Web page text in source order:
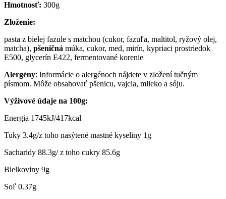
Hmotnosť: 300g
Zloženie:
pasta z bielej fazule s matchou (cukor, fazuľa, maltitol, ryžový olej,
matcha), pšeničná múka, cukor, med, mirín, kypriaci prostriedok
E500, glycerín E422, fermentované korenie
Alergény: Informácie o alergénoch nájdete v zložení tučným
písmom. Môže obsahovať pšenicu, vajcia, mlieko a sóju.
Výživové údaje na 100g:
Energia 1745kJ/417kcal
Tuky 3.4g/z toho nasýtené mastné kyseliny 1g
Sacharidy 88.3g/ z toho cukry 85.6g
Bielkoviny 9g
Soľ 0.37g